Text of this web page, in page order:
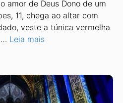
amor de Deus Dono de um
11, chega ao altar com
veste a túnica vermelha
… Leia mais